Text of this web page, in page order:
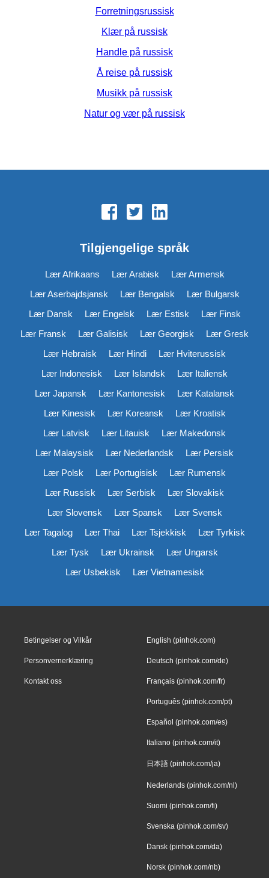
Forretningsrussisk
Klær på russisk
Handle på russisk
Å reise på russisk
Musikk på russisk
Natur og vær på russisk
Tilgjengelige språk
Lær Afrikaans Lær Arabisk
Lær Armensk
Lær Aserbajdsjansk
Lær Bengalsk
Lær Bulgarsk
Lær Dansk
Lær Engelsk Lær Estisk
Lær Finsk
Lær Fransk
Lær Galisisk Lær Georgisk
Lær Gresk
Lær Hebraisk
Lær Hindi
Lær Hviterussisk
Lær Indonesisk
Lær Islandsk
Lær Italiensk
Lær Japansk
Lær Kantonesisk
Lær Katalansk
Lær Kinesisk
Lær Koreansk
Lær Kroatisk
Lær Latvisk
Lær Litauisk
Lær Makedonsk
Lær Malaysisk
Lær Nederlandsk
Lær Persisk
Lær Polsk
Lær Portugisisk
Lær Rumensk
Lær Russisk
Lær Serbisk
Lær Slovakisk
Lær Slovensk
Lær Spansk
Lær Svensk
Lær Tagalog
Lær Thai Lær Tsjekkisk
Lær Tyrkisk
Lær Tysk
Lær Ukrainsk
Lær Ungarsk
Lær Usbekisk
Lær Vietnamesisk
Betingelser og Vilkår
Personvernerklæring
Kontakt oss
English (pinhok.com)
Deutsch (pinhok.com/de)
Français (pinhok.com/fr)
Português (pinhok.com/pt)
Español (pinhok.com/es)
Italiano (pinhok.com/it)
日本語 (pinhok.com/ja)
Nederlands (pinhok.com/nl)
Suomi (pinhok.com/fi)
Svenska (pinhok.com/sv)
Dansk (pinhok.com/da)
Norsk (pinhok.com/nb)